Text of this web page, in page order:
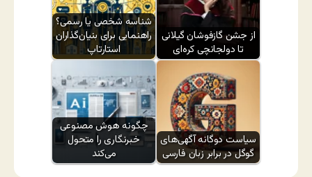
شناسه شخصی یا رسمی؟
راهنمایی برای بنیان‌گذاران
استارتاپ
از جشن گازفوشان گیلانی
تا دولجانچی کره‌ای
چگونه هوش مصنوعی
خبرنگاری را متحول
می‌کند
سیاست دوگانه آگهی‌های
گوگل در برابر زبان فارسی